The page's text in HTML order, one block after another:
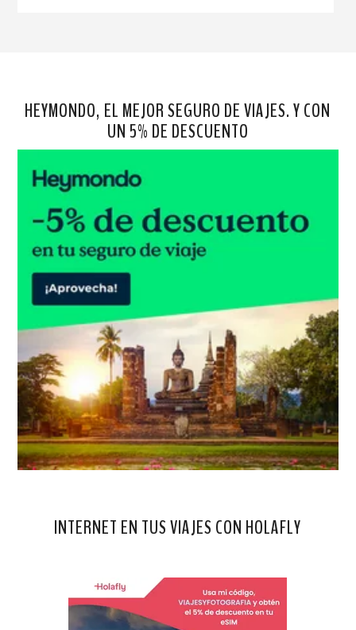
HEYMONDO, EL MEJOR SEGURO DE VIAJES. Y CON
UN 5% DE DESCUENTO
INTERNET EN TUS VIAJES CON HOLAFLY